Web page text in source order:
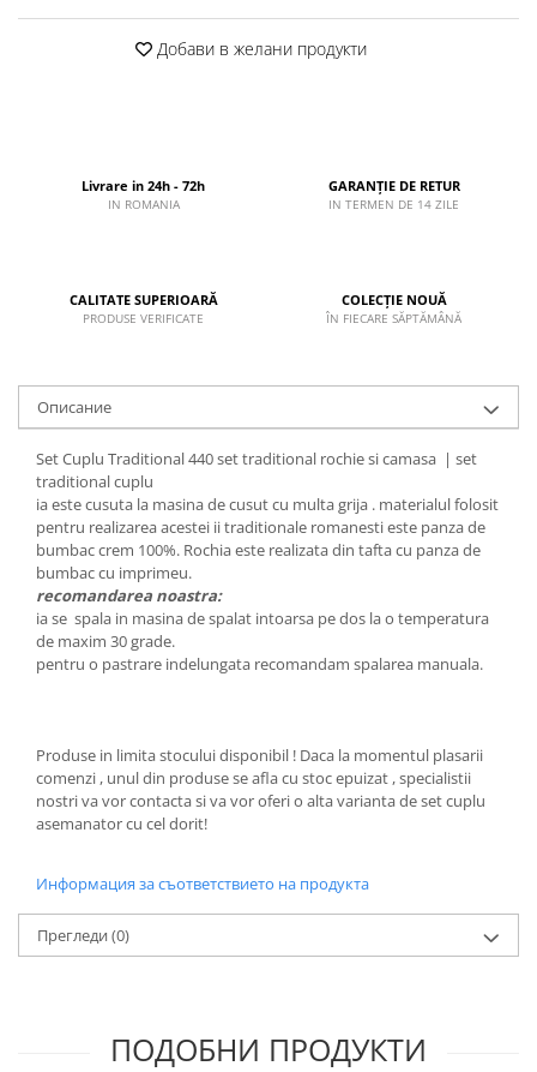
Добави в желани продукти
Livrare in 24h - 72h
IN ROMANIA
GARANȚIE DE RETUR
IN TERMEN DE 14 ZILE
CALITATE SUPERIOARĂ
PRODUSE VERIFICATE
COLECȚIE NOUĂ
ÎN FIECARE SĂPTĂMÂNĂ
Описание
Set Cuplu Traditional 440 set traditional rochie si camasa | set
traditional cuplu
ia este cusuta la masina de cusut cu multa grija . materialul folosit
pentru realizarea acestei ii traditionale romanesti este panza de
bumbac crem 100%. Rochia este realizata din tafta cu panza de
bumbac cu imprimeu.
recomandarea noastra:
ia se spala in masina de spalat intoarsa pe dos la o temperatura
de maxim 30 grade.
pentru o pastrare indelungata recomandam spalarea manuala.
Produse in limita stocului disponibil ! Daca la momentul plasarii
comenzi , unul din produse se afla cu stoc epuizat , specialistii
nostri va vor contacta si va vor oferi o alta varianta de set cuplu
asemanator cu cel dorit!
Информация за съответствието на продукта
Прегледи (0)
ПОДОБНИ ПРОДУКТИ